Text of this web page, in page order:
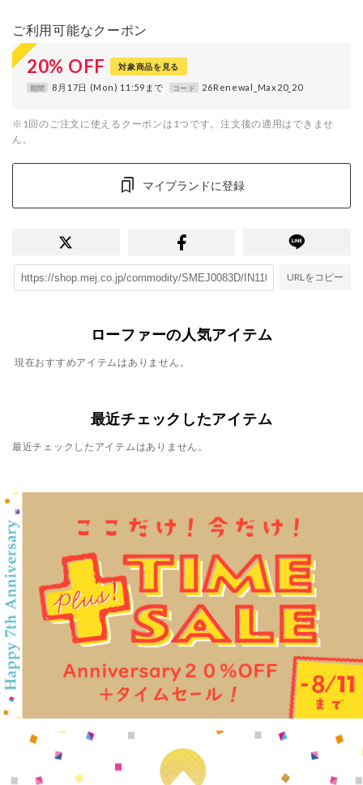
ご利用可能なクーポン
20% OFF 対象商品を見る
期間 8月17日 (Mon) 11:59まで コード 26Renewal_Max20_20
※1回のご注文に使えるクーポンは1つです。注文後の適用はできませ
ん。
マイブランドに登録
URLをコピー
ローファーの人気アイテム
現在おすすめアイテムはありません。
最近チェックしたアイテム
最近チェックしたアイテムはありません。